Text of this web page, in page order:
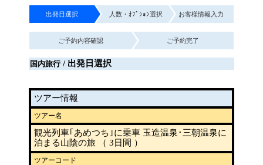
出発日選択 人数・ｵﾌﾟｼｮﾝ選択 お客様情報入力
ご予約内容確認 ご予約完了
国内旅行/ 出発日選択
ツアー情報
ツアー名
観光列車｢あめつち｣に乗車 玉造温泉･三朝温泉に
泊まる山陰の旅 （ 3日間 ）
ツアーコード